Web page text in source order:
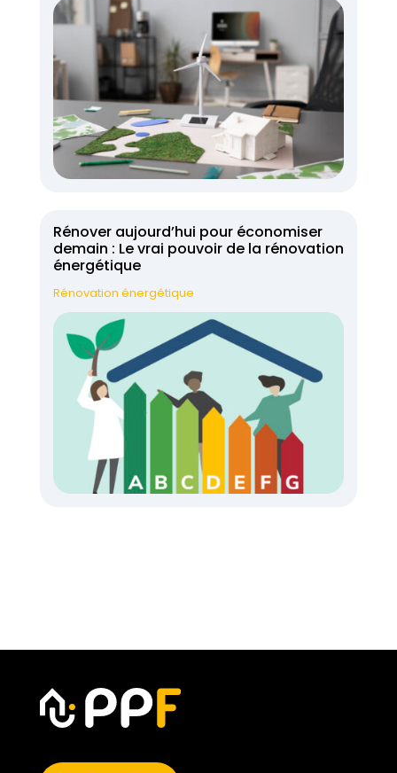
Rénover aujourd’hui pour économiser
demain : Le vrai pouvoir de la rénovation
énergétique
Rénovation énergétique